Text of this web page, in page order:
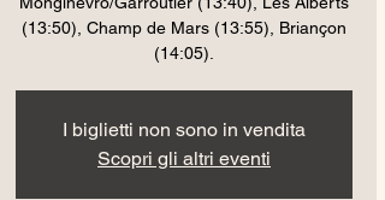
(13:50), Champ de Mars (13:55), Briançon
(14:05).
I biglietti non sono in vendita
Scopri gli altri eventi